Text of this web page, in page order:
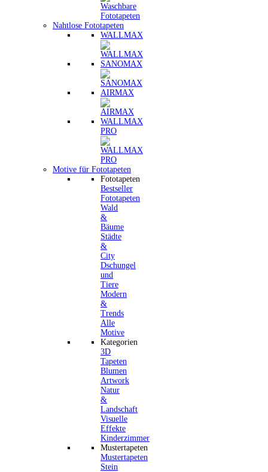
Nahtlose Fototapeten
WALLMAX
SANOMAX
AIRMAX
WALLMAX
PRO
Motive für Fototapeten
Fototapeten
Bestseller
Fototapeten
Wald
&
Bäume
Städte
&
City
Dschungel
und
Tiere
Modern
&
Trends
Alle
Motive
Kategorien
3D
Tapeten
Blumen
Artwork
Natur
&
Landschaft
Visuelle
Effekte
Kinderzimmer
Mustertapeten
Mustertapeten
Stein